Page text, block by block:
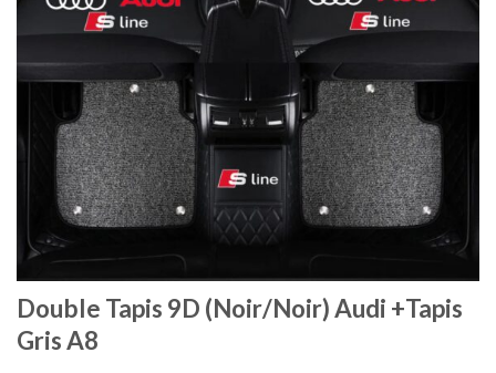
Double Tapis 9D (Noir/Noir) Audi +Tapis
Gris A8